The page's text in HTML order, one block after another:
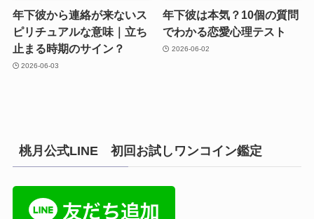
年下彼から連絡が来ないス
ピリチュアルな意味｜立ち
止まる時期のサイン？
2026-06-03
年下彼は本気？10個の質問
でわかる恋愛心理テスト
2026-06-02
桃月公式LINE 初回お試しワンコイン鑑定